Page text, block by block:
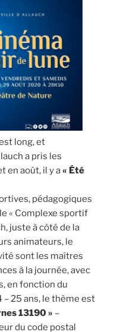
long, et
a pris les
en août, il y a« Été
pédagogiques
« Complexe sportif
juste à côté de la
animateurs, le
sont les maîtres
à la journée, avec
en fonction du
– 25 ans, le thème est
13190 » –
du code postal